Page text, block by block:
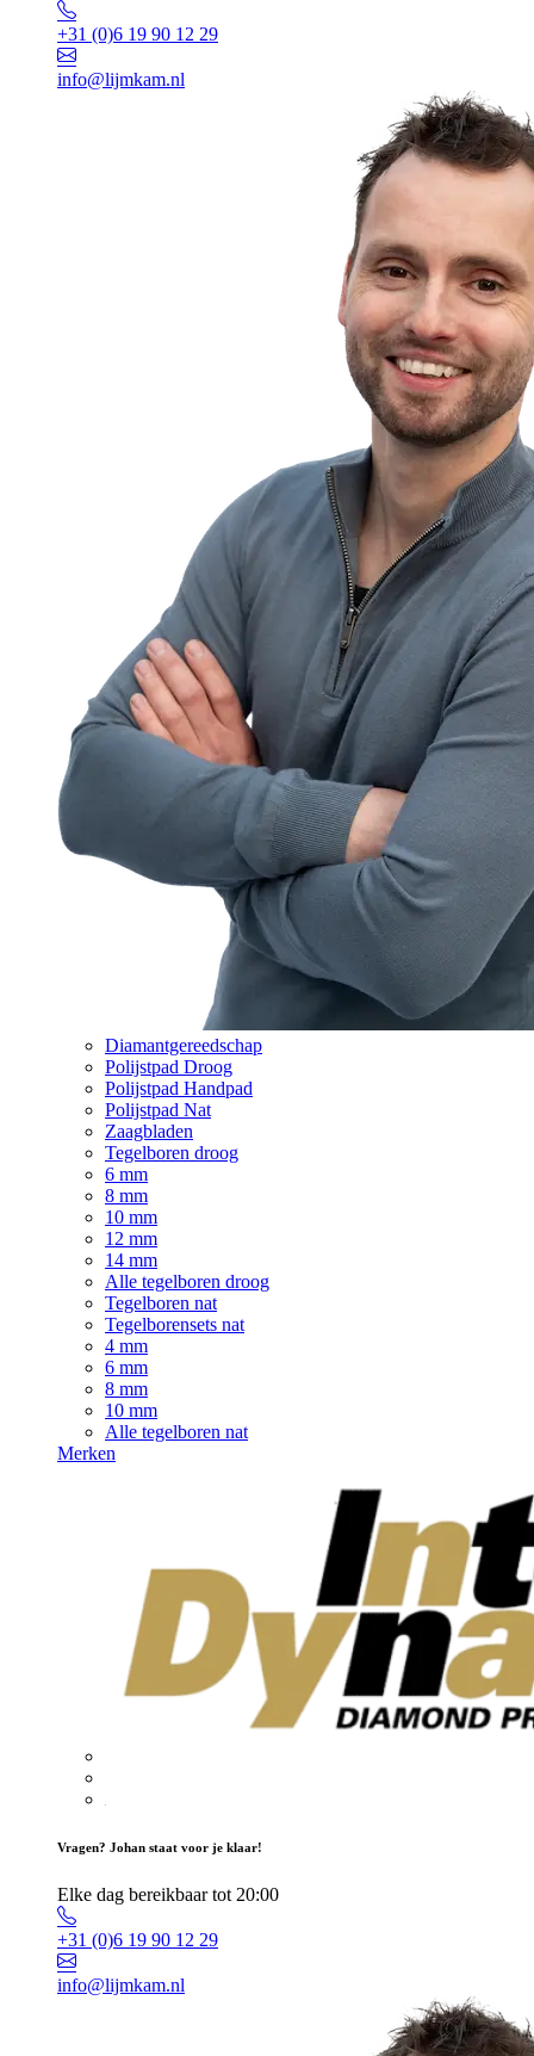
+31 (0)6 19 90 12 29
info@lijmkam.nl
Diamantgereedschap
Polijstpad Droog
Polijstpad Handpad
Polijstpad Nat
Zaagbladen
Tegelboren droog
6 mm
8 mm
10 mm
12 mm
14 mm
Alle tegelboren droog
Tegelboren nat
Tegelborensets nat
4 mm
6 mm
8 mm
10 mm
Alle tegelboren nat
Merken
Vragen? Johan staat voor je klaar!
Elke dag bereikbaar tot 20:00
+31 (0)6 19 90 12 29
info@lijmkam.nl